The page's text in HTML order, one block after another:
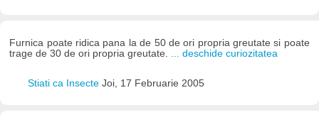
Furnica poate ridica pana la de 50 de ori propria greutate si poate
trage de 30 de ori propria greutate. ... deschide curiozitatea
Stiati ca Insecte Joi, 17 Februarie 2005